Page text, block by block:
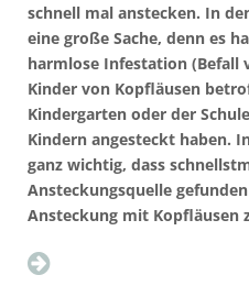
schnell mal anstecken. In
eine große Sache, denn es
harmlose Infestation (Befall
Kinder von Kopfläusen
Kindergarten oder der
Kindern angesteckt haben.
ganz wichtig, dass
Ansteckungsquelle
Ansteckung mit Kopfläusen